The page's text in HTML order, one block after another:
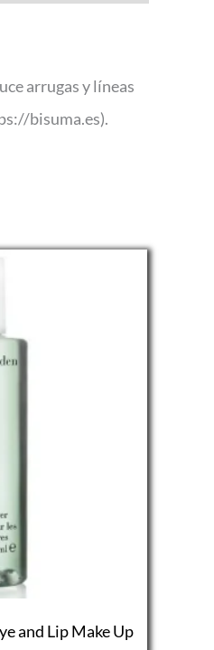
arrugas y líneas
bisuma.es).
and Lip Make Up